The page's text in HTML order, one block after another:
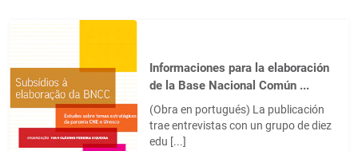
Informaciones para la elaboración
de la Base Nacional Común ...
(Obra en portugués) La publicación
trae entrevistas con un grupo de diez
edu [...]